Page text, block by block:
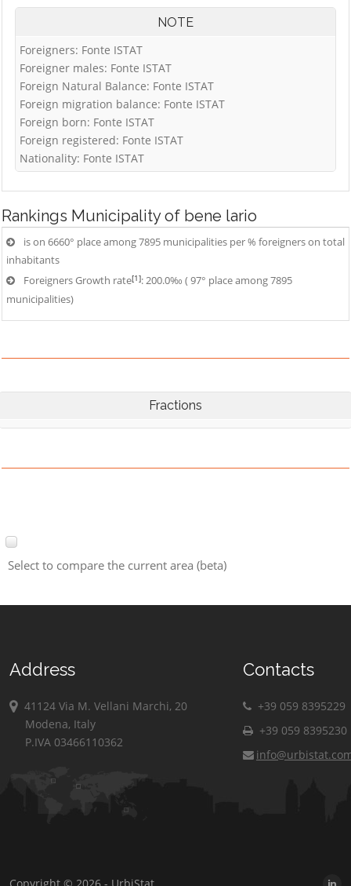
NOTE
Foreigners: Fonte ISTAT
Foreigner males: Fonte ISTAT
Foreign Natural Balance: Fonte ISTAT
Foreign migration balance: Fonte ISTAT
Foreign born: Fonte ISTAT
Foreign registered: Fonte ISTAT
Nationality: Fonte ISTAT
Rankings Municipality of bene lario
is on 6660° place among 7895 municipalities per % foreigners on total
inhabitants
Foreigners Growth rate[1]: 200.0‰ ( 97° place among 7895
municipalities)
Fractions
Select to compare the current area (beta)
Address
41124 Via M. Vellani Marchi, 20
Modena, Italy
P.IVA 03466110362
Contacts
+39 059 8395229
+39 059 8395230